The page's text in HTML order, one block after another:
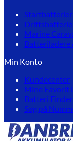
Startbatterier
Marine
Batteriladere
Min Konto
Kundecenter
Mine Favorit
Batteri Finder
Søg på